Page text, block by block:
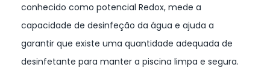
conhecido como potencial Redox, mede a
capacidade de desinfeção da água e ajuda a
garantir que existe uma quantidade adequada de
desinfetante para manter a piscina limpa e segura.